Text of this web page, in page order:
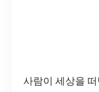
사람이 세상을